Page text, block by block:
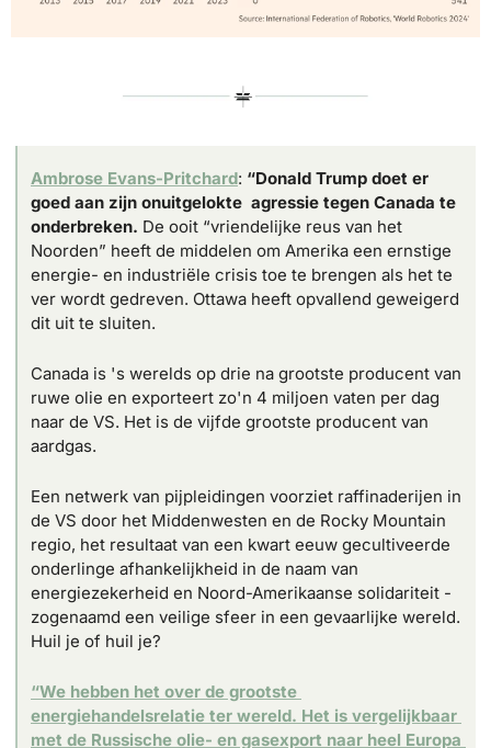
Ambrose Evans-Pritchard: “Donald Trump doet er
goed aan zijn onuitgelokte  agressie tegen Canada te
onderbreken. De ooit “vriendelijke reus van het
Noorden” heeft de middelen om Amerika een ernstige
energie- en industriële crisis toe te brengen als het te
ver wordt gedreven. Ottawa heeft opvallend geweigerd
dit uit te sluiten.
Canada is 's werelds op drie na grootste producent van
ruwe olie en exporteert zo'n 4 miljoen vaten per dag
naar de VS. Het is de vijfde grootste producent van
aardgas.
Een netwerk van pijpleidingen voorziet raffinaderijen in
de VS door het Middenwesten en de Rocky Mountain
regio, het resultaat van een kwart eeuw gecultiveerde
onderlinge afhankelijkheid in de naam van
energiezekerheid en Noord-Amerikaanse solidariteit -
zogenaamd een veilige sfeer in een gevaarlijke wereld.
Huil je of huil je?
“We hebben het over de grootste
energiehandelsrelatie ter wereld. Het is vergelijkbaar
met de Russische olie- en gasexport naar heel Europa